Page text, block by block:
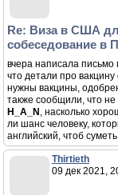
Re: Виза в США
собеседование в
вчера написала письмо
что детали про
нужны вакцины,
также сообщили, что не
H_A_N , насколько
ли шанс человеку,
английский, чтоб
Thirtieth
09 дек 2021,